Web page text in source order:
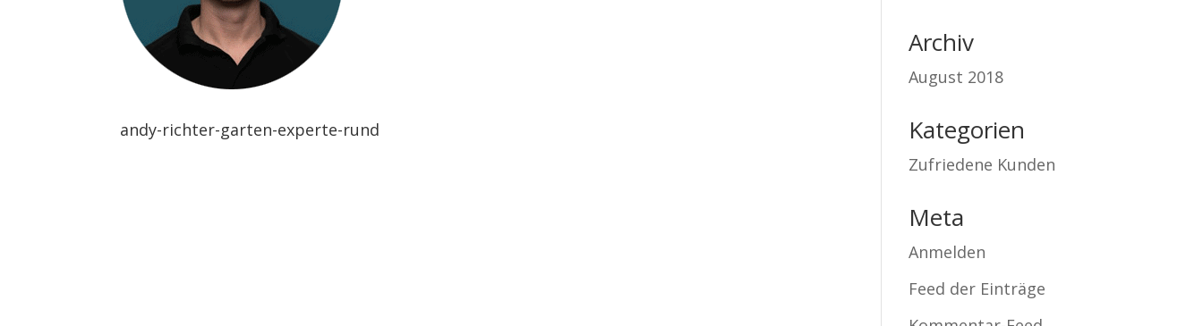
andy-richter-garten-experte-rund
Archiv
August 2018
Kategorien
Zufriedene Kunden
Meta
Anmelden
Feed der Einträge